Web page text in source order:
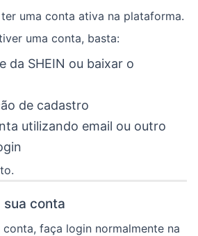
uma conta ativa na plataforma.
uma conta, basta:
da SHEIN ou baixar o
de cadastro
utilizando email ou outro
sua conta
faça login normalmente na